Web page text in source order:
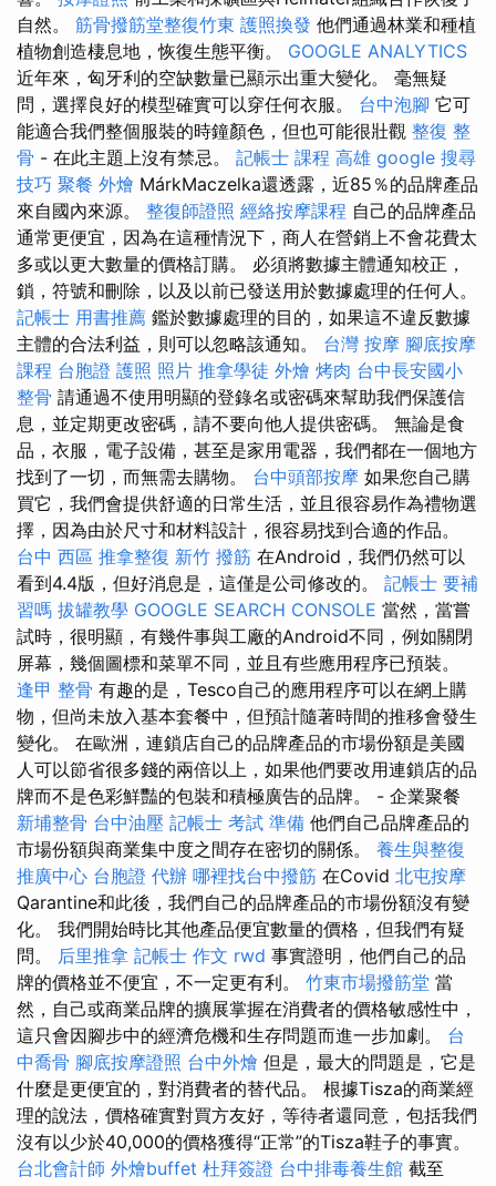
自然。 筋骨撥筋堂整復竹東 護照換發 他們通過林業和種植
植物創造棲息地，恢復生態平衡。 GOOGLE ANALYTICS
近年來，匈牙利的空缺數量已顯示出重大變化。 毫無疑
問，選擇良好的模型確實可以穿任何衣服。 台中泡腳 它可
能適合我們整個服裝的時鐘顏色，但也可能很壯觀 整復 整
骨 - 在此主題上沒有禁忌。 記帳士 課程 高雄 google 搜尋
技巧 聚餐 外燴 MárkMaczelka還透露，近85％的品牌產品
來自國內來源。 整復師證照 經絡按摩課程 自己的品牌產品
通常更便宜，因為在這種情況下，商人在營銷上不會花費太
多或以更大數量的價格訂購。 必須將數據主體通知校正，
鎖，符號和刪除，以及以前已發送用於數據處理的任何人。
記帳士 用書推薦 鑑於數據處理的目的，如果這不違反數據
主體的合法利益，則可以忽略該通知。 台灣 按摩 腳底按摩
課程 台胞證 護照 照片 推拿學徒 外燴 烤肉 台中長安國小
整骨 請通過不使用明顯的登錄名或密碼來幫助我們保護信
息，並定期更改密碼，請不要向他人提供密碼。 無論是食
品，衣服，電子設備，甚至是家用電器，我們都在一個地方
找到了一切，而無需去購物。 台中頭部按摩 如果您自己購
買它，我們會提供舒適的日常生活，並且很容易作為禮物選
擇，因為由於尺寸和材料設計，很容易找到合適的作品。
台中 西區 推拿整復 新竹 撥筋 在Android，我們仍然可以
看到4.4版，但好消息是，這僅是公司修改的。 記帳士 要補
習嗎 拔罐教學 GOOGLE SEARCH CONSOLE 當然，當嘗
試時，很明顯，有幾件事與工廠的Android不同，例如關閉
屏幕，幾個圖標和菜單不同，並且有些應用程序已預裝。
逢甲 整骨 有趣的是，Tesco自己的應用程序可以在網上購
物，但尚未放入基本套餐中，但預計隨著時間的推移會發生
變化。 在歐洲，連鎖店自己的品牌產品的市場份額是美國
人可以節省很多錢的兩倍以上，如果他們要改用連鎖店的品
牌而不是色彩鮮豔的包裝和積極廣告的品牌。 - 企業聚餐
新埔整骨 台中油壓 記帳士 考試 準備 他們自己品牌產品的
市場份額與商業集中度之間存在密切的關係。 養生與整復
推廣中心 台胞證 代辦 哪裡找台中撥筋 在Covid 北屯按摩
Qarantine和此後，我們自己的品牌產品的市場份額沒有變
化。 我們開始時比其他產品便宜數量的價格，但我們有疑
問。 后里推拿 記帳士 作文 rwd 事實證明，他們自己的品
牌的價格並不便宜，不一定更有利。 竹東市場撥筋堂 當
然，自己或商業品牌的擴展掌握在消費者的價格敏感性中，
這只會因腳步中的經濟危機和生存問題而進一步加劇。 台
中喬骨 腳底按摩證照 台中外燴 但是，最大的問題是，它是
什麼是更便宜的，對消費者的替代品。 根據Tisza的商業經
理的說法，價格確實對買方友好，等待者還同意，包括我們
沒有以少於40,000的價格獲得“正常”的Tisza鞋子的事實。
台北會計師 外燴buffet 杜拜簽證 台中排毒養生館 截至